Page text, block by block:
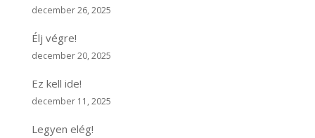
december 26, 2025
Élj végre!
december 20, 2025
Ez kell ide!
december 11, 2025
Legyen elég!